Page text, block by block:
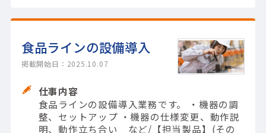
食品ラインの設備導入
掲載開始日：2025.10.07
仕事内容
食品ラインの設備導入業務です。 ・機器の調
整、セットアップ ・機器の仕様変更、動作説
明、動作立ち合い など/【担当製品】(その